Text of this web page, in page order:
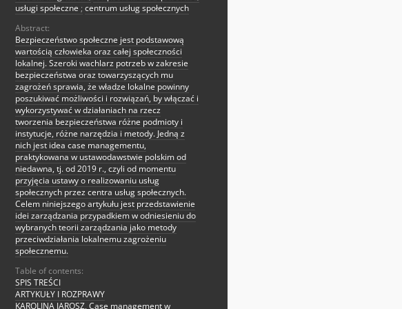
usługi społeczne ; centrum usług społecznych
Abstract:
Bezpieczeństwo społeczne jest podstawową
wartością człowieka oraz całej społeczności
lokalnej. Szeroki wachlarz potrzeb w zakresie
bezpieczeństwa oraz towarzyszących mu
zagrożeń sprawia, że władze lokalne powinny
poszukiwać możliwości i rozwiązań, by włączać i
wykorzystywać w działaniach na rzecz
tworzenia bezpieczeństwa różne podmioty i
instytucje, różne narzędzia i metody. Jedną z
nich jest idea case managementu,
praktykowana w ustawodawstwie polskim od
niedawna, tj. od 2019 r., czyli od momentu
przyjęcia ustawy o realizowaniu usług
społecznych przez centra usług społecznych.
Celem niniejszego artykułu jest przedstawienie
idei zarządzania przypadkiem w odniesieniu do
wybranych teorii zarządzania jako metody
przeciwdziałania lokalnemu zagrożeniu
społecznemu.
Table of contents:
SPIS TREŚCI
ARTYKUŁY I ROZPRAWY
KAROLINA JAROSZ, Case management w